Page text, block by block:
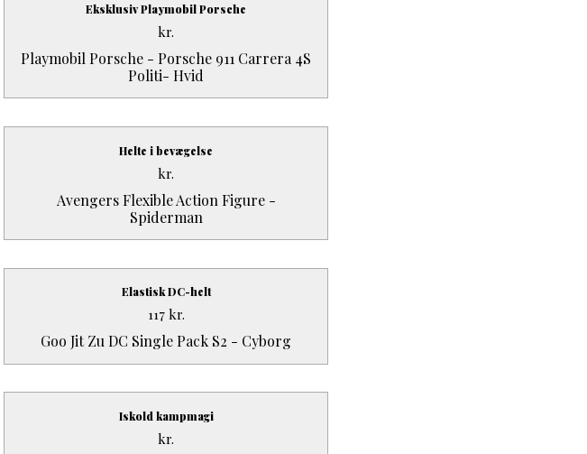
Eksklusiv Playmobil Porsche
Playmobil Porsche - Porsche 911 Carrera 4S
Politi- Hvid
kr.
Helte i bevægelse
Avengers Flexible Action Figure -
Spiderman
kr.
Elastisk DC-helt
Goo Jit Zu DC Single Pack S2 - Cyborg
117 kr.
Iskold kampmagi
kr.